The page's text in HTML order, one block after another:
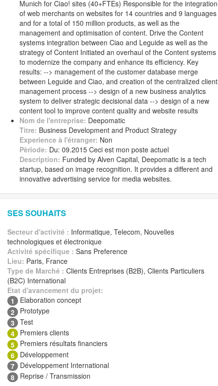
Munich for Ciao! sites (40+FTEs) Responsible for the integration
of web merchants on websites for 14 countries and 9 languages
and for a total of 150 million products, as well as the
management and optimisation of content. Drive the Content
systems integration between Ciao and Leguide as well as the
strategy of Content Initiated an overhaul of the Content systems
to modernize the company and enhance its efficiency. Key
results: --> management of the customer database merge
between Leguide and Ciao, and creation of the centralized client
management process --> design of a new business analytics
system to deliver strategic decisional data --> design of a new
content tool to improve content quality and website results
Nom de l'entreprise: Deepomatic
Titre: Business Development and Product Strategy
Experience à l'étranger: Non
Pèriode: Du: 09.2015 Ceci est mon poste actuel
Description: Funded by Alven Capital, Deepomatic is a tech
startup, based on image recognition. It provides a different and
innovative advertising service for media websites.
SES SOUHAITS
Secteur d'activité : Informatique, Telecom, Nouvelles
technologiques et électronique
Activité spécifique : Sans Preference
Lieu: Paris, France
Type de Marché : Clients Entreprises (B2B), Clients Particuliers
(B2C) International
Etat d'avancement du projet:
1
Elaboration concept
2
Prototype
3 Test
4 Premiers clients
5 Premiers résultats financiers
6 Développement
7 Développement International
8 Reprise / Transmission